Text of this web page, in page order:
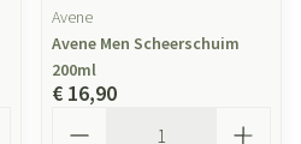
Avene
Avene Men Scheerschuim
200ml
€ 16,90